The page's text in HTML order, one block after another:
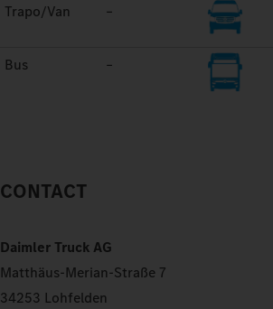
Trapo/Van –
Bus –
CONTACT
Daimler Truck AG
Matthäus-Merian-Straße 7
34253 Lohfelden